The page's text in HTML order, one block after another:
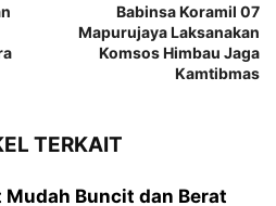
Babinsa Koramil 07
Mapurujaya Laksanakan
Komsos Himbau Jaga
Kamtibmas
TERKAIT
Mudah Buncit dan Berat